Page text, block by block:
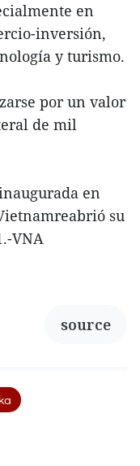
en
inversión,
y turismo.
por un valor
de mil
en
su
VNA
source